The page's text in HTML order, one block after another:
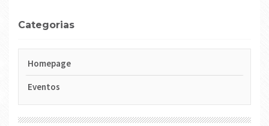
Categorias
Homepage
Eventos